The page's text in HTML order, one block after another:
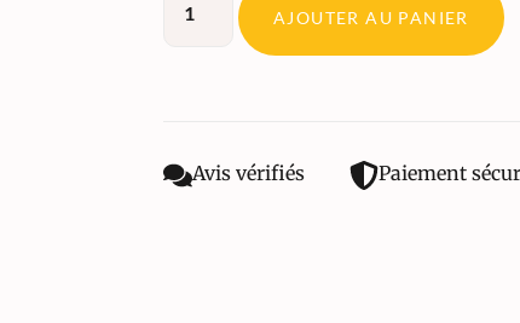
AJOUTER AU PANIER
Avis vérifiés Paiement